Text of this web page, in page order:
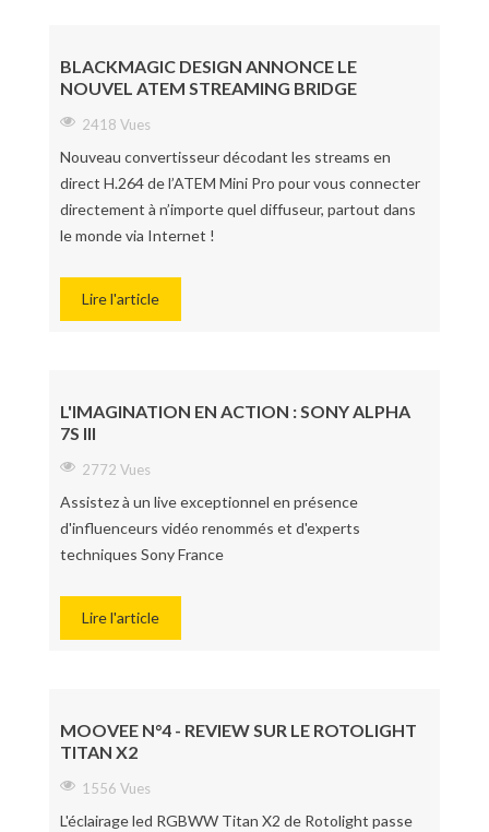
BLACKMAGIC DESIGN ANNONCE LE
NOUVEL ATEM STREAMING BRIDGE
2418 Vues
Nouveau convertisseur décodant les streams en
direct H.264 de l’ATEM Mini Pro pour vous connecter
directement à n’importe quel diffuseur, partout dans
le monde via Internet !
Lire l'article
L'IMAGINATION EN ACTION : SONY ALPHA
7S III
2772 Vues
Assistez à un live exceptionnel en présence
d'influenceurs vidéo renommés et d'experts
techniques Sony France
Lire l'article
MOOVEE N°4 - REVIEW SUR LE ROTOLIGHT
TITAN X2
1556 Vues
L'éclairage led RGBWW Titan X2 de Rotolight passe